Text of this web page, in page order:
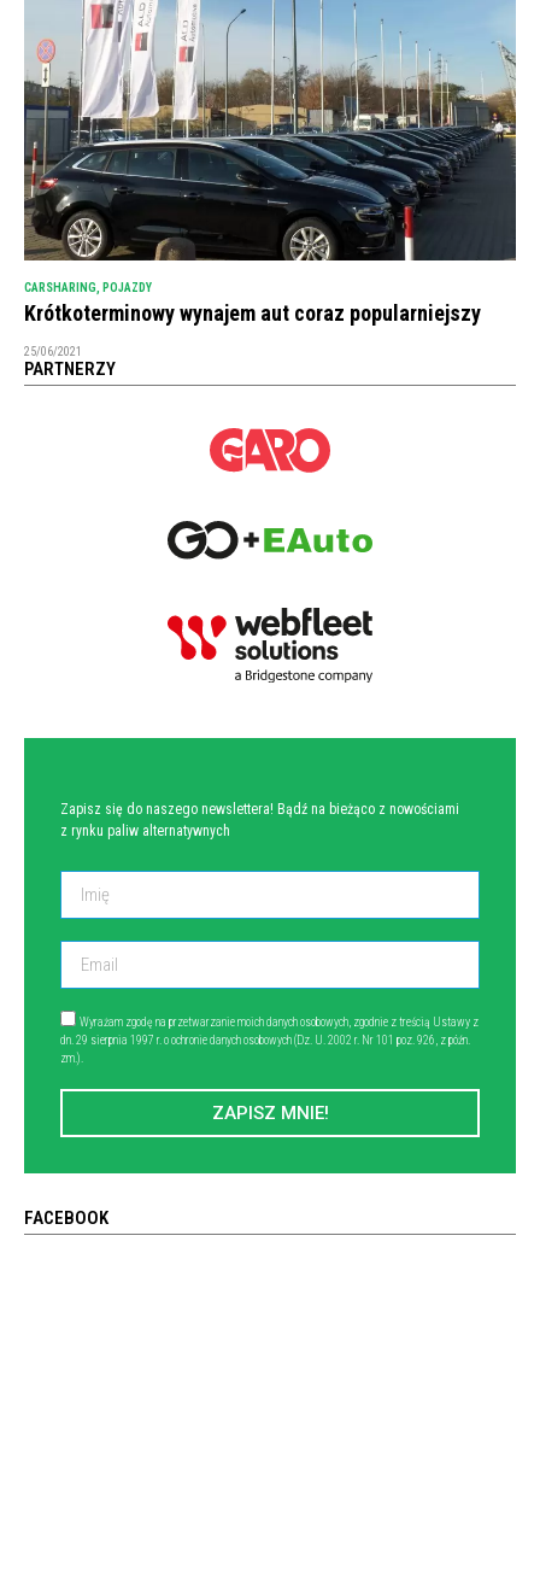
CARSHARING POJAZDY
Krótkoterminowy wynajem aut coraz popularniejszy
25/06/2021
PARTNERZY
Zapisz się do naszego newslettera! Bądź na bieżąco z nowościami
z rynku paliw alternatywnych
Wyrażam zgodę na przetwarzanie moich danych osobowych, zgodnie z treścią Ustawy z
dn. 29 sierpnia 1997 r. o ochronie danych osobowych (Dz. U. 2002 r. Nr 101 poz. 926, z późn.
zm.).
ZAPISZ MNIE!
FACEBOOK